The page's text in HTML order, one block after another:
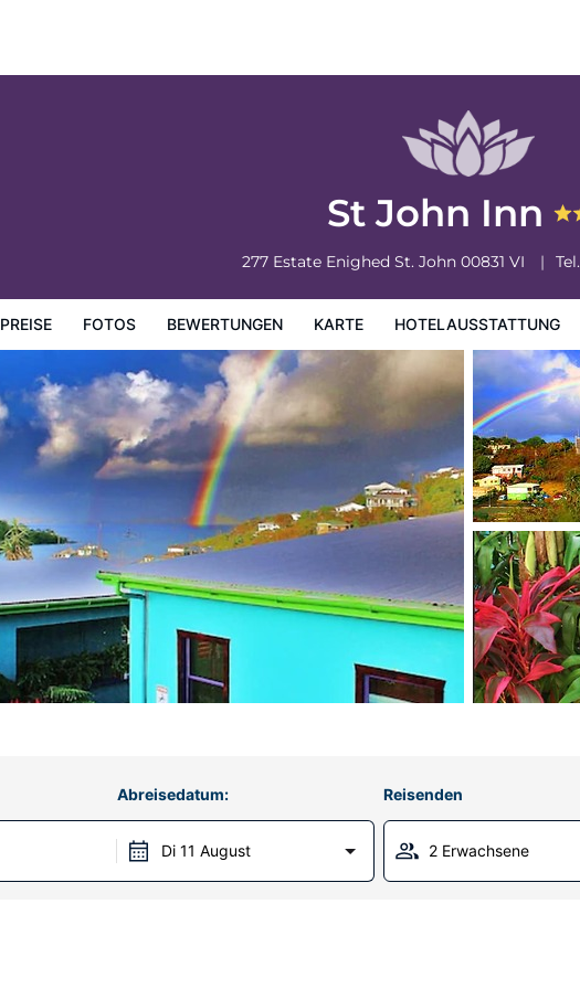
St John Inn
277 Estate Enighed St. John 00831 VI Tel.
PREISE FOTOS BEWERTUNGEN KARTE HOTELAUSSTATTUNG
Abreisedatum:
Di 11 August
Reisenden
2 Erwachsene